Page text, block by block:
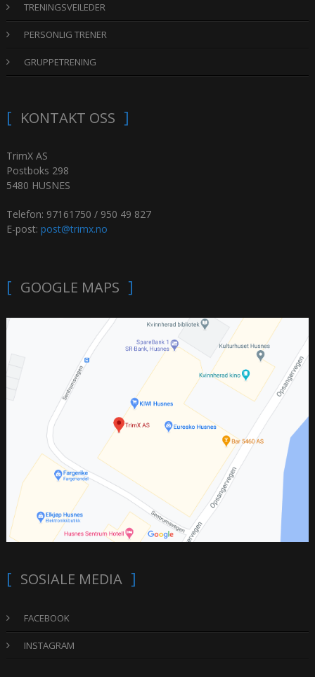
TRENINGSVEILEDER
PERSONLIG TRENER
GRUPPETRENING
KONTAKT OSS
TrimX AS
Postboks 298
5480 HUSNES
Telefon: 97161750 / 950 49 827
E-post: post@trimx.no
GOOGLE MAPS
SOSIALE MEDIA
FACEBOOK
INSTAGRAM